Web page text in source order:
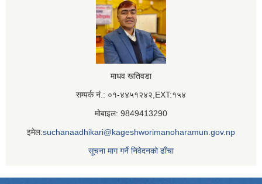
माधव खतिवडा
सम्पर्क नं.: ०१-४४५१२४२,EXT:१५४
मोबाइल: 9849413290
इमेल:suchanaadhikari@kageshworimanoharamun.gov.np
सूचना माग गर्ने निवेदनको ढाँचा